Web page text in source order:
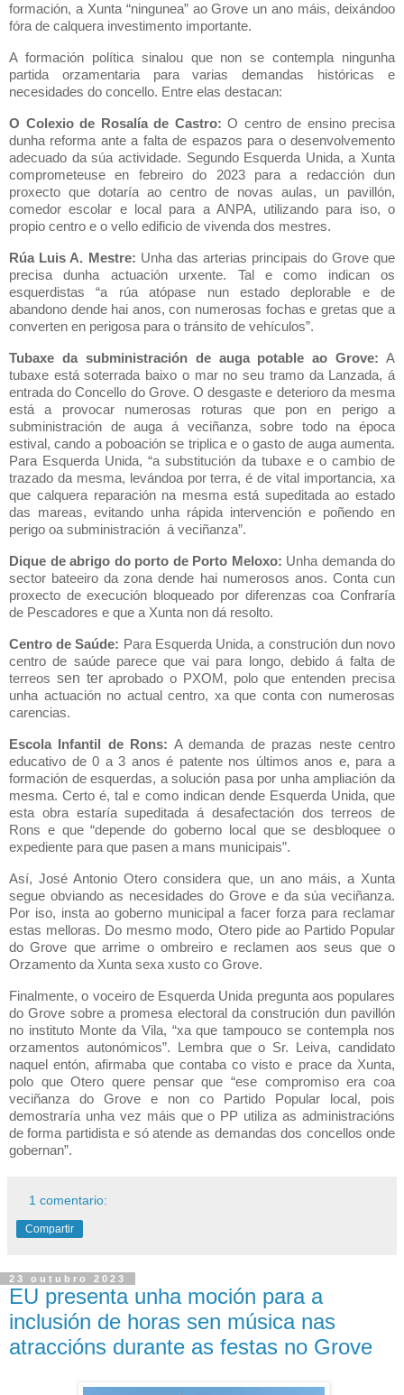
formación, a Xunta “ningunea” ao Grove un ano máis, deixándoo
fóra de calquera investimento importante.
A formación política sinalou que non se contempla ningunha
partida orzamentaria para varias demandas históricas e
necesidades do concello. Entre elas destacan:
O Colexio de Rosalía de Castro: O centro de ensino precisa
dunha reforma ante a falta de espazos para o desenvolvemento
adecuado da súa actividade. Segundo Esquerda Unida, a Xunta
comprometeuse en febreiro do 2023 para a redacción dun
proxecto que dotaría ao centro de novas aulas, un pavillón,
comedor escolar e local para a ANPA, utilizando para iso, o
propio centro e o vello edificio de vivenda dos mestres.
Rúa Luis A. Mestre: Unha das arterias principais do Grove que
precisa dunha actuación urxente. Tal e como indican os
esquerdistas “a rúa atópase nun estado deplorable e de
abandono dende hai anos, con numerosas fochas e gretas que a
converten en perigosa para o tránsito de vehículos”.
Tubaxe da subministración de auga potable ao Grove: A
tubaxe está soterrada baixo o mar no seu tramo da Lanzada, á
entrada do Concello do Grove. O desgaste e deterioro da mesma
está a provocar numerosas roturas que pon en perigo a
subministración de auga á veciñanza, sobre todo na época
estival, cando a poboación se triplica e o gasto de auga aumenta.
Para Esquerda Unida, “a substitución da tubaxe e o cambio de
trazado da mesma, levándoa por terra, é de vital importancia, xa
que calquera reparación na mesma está supeditada ao estado
das mareas, evitando unha rápida intervención e poñendo en
perigo oa subministración á veciñanza”.
Dique de abrigo do porto de Porto Meloxo: Unha demanda do
sector bateeiro da zona dende hai numerosos anos. Conta cun
proxecto de execución bloqueado por diferenzas coa Confraría
de Pescadores e que a Xunta non dá resolto.
Centro de Saúde: Para Esquerda Unida, a construción dun novo
centro de saúde parece que vai para longo, debido á falta de
terreos sen teraprobado o PXOM, polo que entenden precisa
unha actuación no actual centro, xa que conta con numerosas
carencias.
Escola Infantil de Rons: A demanda de prazas neste centro
educativo de 0 a 3 anos é patente nos últimos anos e, para a
formación de esquerdas, a solución pasa por unha ampliación da
mesma. Certo é, tal e como indican dende Esquerda Unida, que
esta obra estaría supeditada á desafectación dos terreos de
Rons e que “depende do goberno local que se desbloquee o
expediente para que pasen a mans municipais”.
Así, José Antonio Otero considera que, un ano máis, a Xunta
segue obviando as necesidades do Grove e da súa veciñanza.
Por iso, insta ao goberno municipal a facer forza para reclamar
estas melloras. Do mesmo modo, Otero pide ao Partido Popular
do Grove que arrime o ombreiro e reclamen aos seus que o
Orzamento da Xunta sexa xusto co Grove.
Finalmente, o voceiro de Esquerda Unida pregunta aos populares
do Grove sobre a promesa electoral da construción dun pavillón
no instituto Monte da Vila, “xa que tampouco se contempla nos
orzamentos autonómicos”. Lembra que o Sr. Leiva, candidato
naquel entón, afirmaba que contaba co visto e prace da Xunta,
polo que Otero quere pensar que “ese compromiso era coa
veciñanza do Grove e non co Partido Popular local, pois
demostraría unha vez máis que o PP utiliza as administracións
de forma partidista e só atende as demandas dos concellos onde
gobernan”.
1 comentario:
Compartir
23 outubro 2023
EU presenta unha moción para a
inclusión de horas sen música nas
atraccións durante as festas no Grove